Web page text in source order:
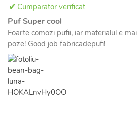
Cumparator verificat
Puf Super cool
Foarte comozi pufii, iar materialul e
poze! Good job fabricadepufi!